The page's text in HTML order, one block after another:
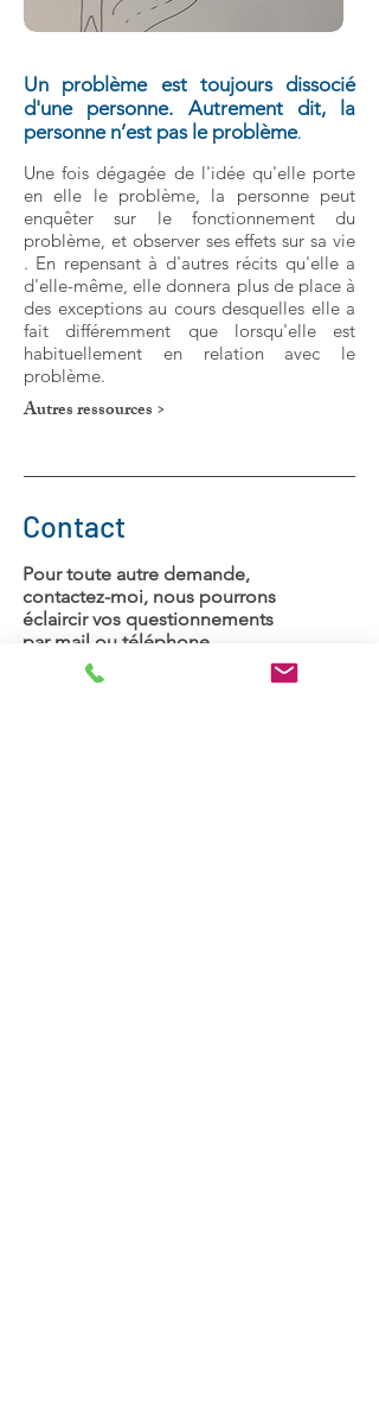
Un problème est toujours dissocié
d'une personne. Autrement dit, la
personne n’est pas le problème.
Une fois dégagée de l'idée qu'elle porte
en elle le problème, la personne peut
enquêter sur le fonctionnement du
problème, et observer ses effets sur sa vie
. En repensant à d'autres récits qu'elle a
d'elle-même, elle donnera plus de place à
des exceptions au cours desquelles elle a
fait différemment que lorsqu'elle est
habituellement en relation avec le
problème.
Autres ressources >
Contact
Pour toute autre demande,
contactez-moi, nous pourrons
éclaircir vos questionnements
par mail ou téléphone.